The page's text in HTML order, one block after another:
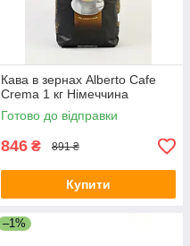
Кава в зернах Alberto Cafe
Crema 1 кг Німеччина
Готово до відправки
846 ₴ 891 ₴
Купити
–1%